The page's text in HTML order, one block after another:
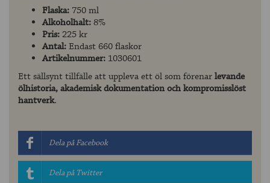
Flaska: 750 ml
Alkoholhalt:8%
Pris:225 kr
Antal:Endast 660 flaskor
Artikelnummer: 1030601
Ett sällsynt tillfälle att uppleva ett öl som förenarlevande
ölhistoria, akademisk dokumentation och kompromisslöst
hantverk.
Dela på Facebook
Dela på Twitter